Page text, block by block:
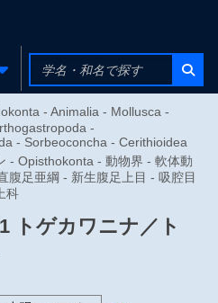
- Animalia - Mollusca -
-
- Sorbeoconcha - Cerithioidea
- Opisthokonta - 動物界 - 軟体動
腹足亜綱 - 新生腹足上目 - 吸腔目
科
トゲカワニナ／ト